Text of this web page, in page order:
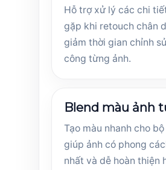
Hỗ trợ xử lý các chi
gặp khi retouch chân
giảm thời gian chỉnh
công từng ảnh.
Blend màu ảnh
Tạo màu nhanh cho bộ
giúp ảnh có phong
nhất và dễ hoàn thiện